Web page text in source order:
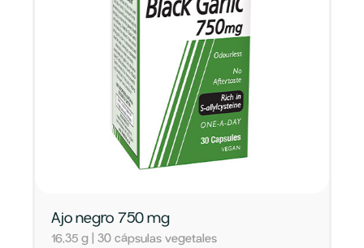
Ajo negro 750 mg
16,35 g | 30 cápsulas vegetales